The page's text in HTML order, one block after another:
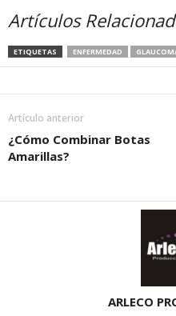
Artículos
ETIQUETAS ENFERMEDAD
Artículo anterior
¿Cómo Combinar Botas
Amarillas?
ARLECO